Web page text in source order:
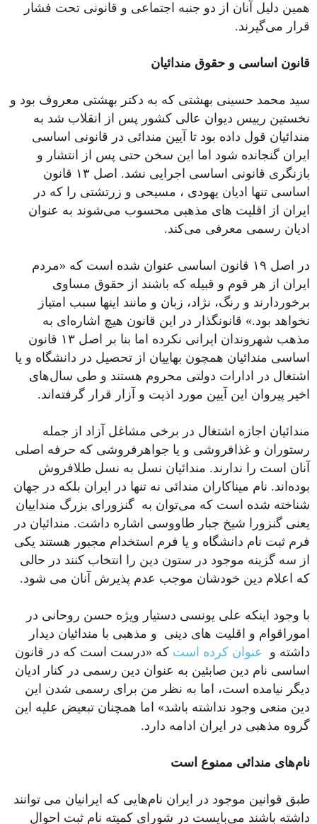
همین دلیل آنان از دو جنبه اجتماعی و قانونی تحت فشار
قرار می‌گیرند.
قانون اساسی و حقوق مندائیان
سید محمد حسینی بهشتی که به دکتر بهشتی معروف بود و
نخستین رییس دیوان عالی کشور پس از انقلاب شد به
مندائیان قول داده بود تا آیین مندائی در قانونی اساسی
ایران گنجانده شود اما این سخن حتی پس از انتشار و
بازنگری قانونی اساسی اجرایی نشد. اصل ۱۳ قانون
اساسی تنها ادیان یهودی ، مسیحی و زرتشتی را که در
ایران از اقلیت های مذهبی محسوب می‌شوند به عنوان
ادیان رسمی معرفی می‌کند.
در اصل ۱۹ قانون اساسی عنوان شده است که «مردم
ایران از هر قوم و قبیله که باشند از حقوق مساوی
برخوردارند و رنگ، نژاد، زبان و مانند اینها سبب امتیاز
نخواهد بود.» قانونگذار در این قانون هیچ اشاره‌ای به
مذهب شهروندان ایرانی نکرده اما بنا بر اصل ۱۳ قانون
اساسی مندائیان همچون بهاییان از تحصیل در دانشگاه و یا
اشتغال در ادارات دولتی محروم هستند و طی سال‌های
اخیر پیروان این آیین مورد اذیت و آزار قرار گرفته‌اند.
مندائیان اجازه اشتغال در برخی مشاغل آزاد از جمله
رستوران و غذافروشی و یا جواهرفروشی که حرفه اصلی
آنان است را ندارند. مندائیان نسل به نسل طلافروش
بوده‌اند. نام میناکاران مندائی نه تنها در ایران بلکه در جهان
شناخته شده است که می‌توان به گنزورای بزرگ منداییان
یعنی گنزورا شیخ جبار طاووسی اشاره داشت. مندائیان در
فرم ثبت نام دانشگاه و یا فرم استخدام مجبور هستند یکی
از سه گزینه موجود در ستون دین را انتخاب کنند در حالی
که اعلام دین خودشان موجب عدم پذیرش آنان می شود.
با وجود اینکه علی یونسی دستیار ویژه حسن روحانی در
اموراقوام و اقلیت های دینی و مذهبی با مندائیان دیدار
داشته و عنوان کرده است که «درست است که در قانون
اساسی نام دین صابئین به عنوان دین رسمی در کنار ادیان
دیگر نیامده است، اما به نظر من برای رسمی شدن این
دین منعی وجود نداشته باشد» اما همچنان تبعیض علیه این
گروه مذهبی در ایران ادامه دارد.
نام‌های مندائی ممنوع است
طبق قوانین موجود در ایران نام‌هایی که ایرانیان می توانند
داشته باشند می‌بایست در شورای کمیته نام ثبت احوال